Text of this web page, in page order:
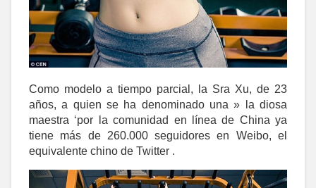
Como modelo a tiempo parcial, la Sra Xu, de 23
años, a quien se ha denominado una » la diosa
maestra ‘por la comunidad en línea de China ya
tiene más de 260.000 seguidores en Weibo, el
equivalente chino de Twitter .